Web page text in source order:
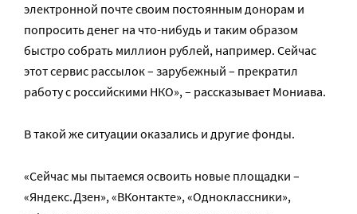
электронной почте своим постоянным донорам и
попросить денег на что-нибудь и таким образом
быстро собрать миллион рублей, например. Сейчас
этот сервис рассылок – зарубежный – прекратил
работу с российскими НКО», – рассказывает Мониава.
В такой же ситуации оказались и другие фонды.
«Сейчас мы пытаемся освоить новые площадки –
«Яндекс.Дзен», «ВКонтакте», «Одноклассники»,